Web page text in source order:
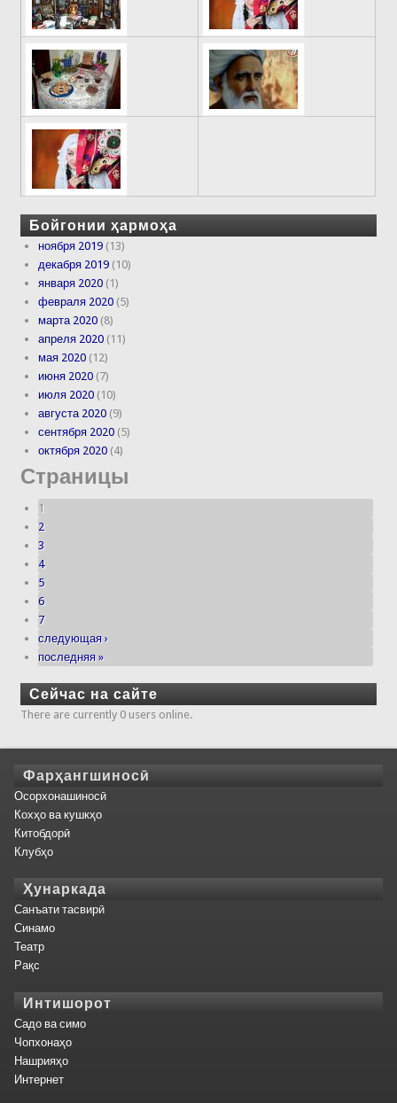
Бойгонии ҳармоҳа
ноября 2019 (13)
декабря 2019 (10)
января 2020 (1)
февраля 2020 (5)
марта 2020 (8)
апреля 2020 (11)
мая 2020 (12)
июня 2020 (7)
июля 2020 (10)
августа 2020 (9)
сентября 2020 (5)
октября 2020 (4)
Страницы
1
2
3
4
5
6
7
следующая ›
последняя »
Сейчас на сайте
There are currently 0 users online.
Фарҳангшиносӣ
Осорхонашиносӣ
Кохҳо ва кушкҳо
Китобдорӣ
Клубҳо
Ҳунаркада
Санъати тасвирӣ
Синамо
Театр
Рақс
Интишорот
Садо ва симо
Чопхонаҳо
Нашрияҳо
Интернет